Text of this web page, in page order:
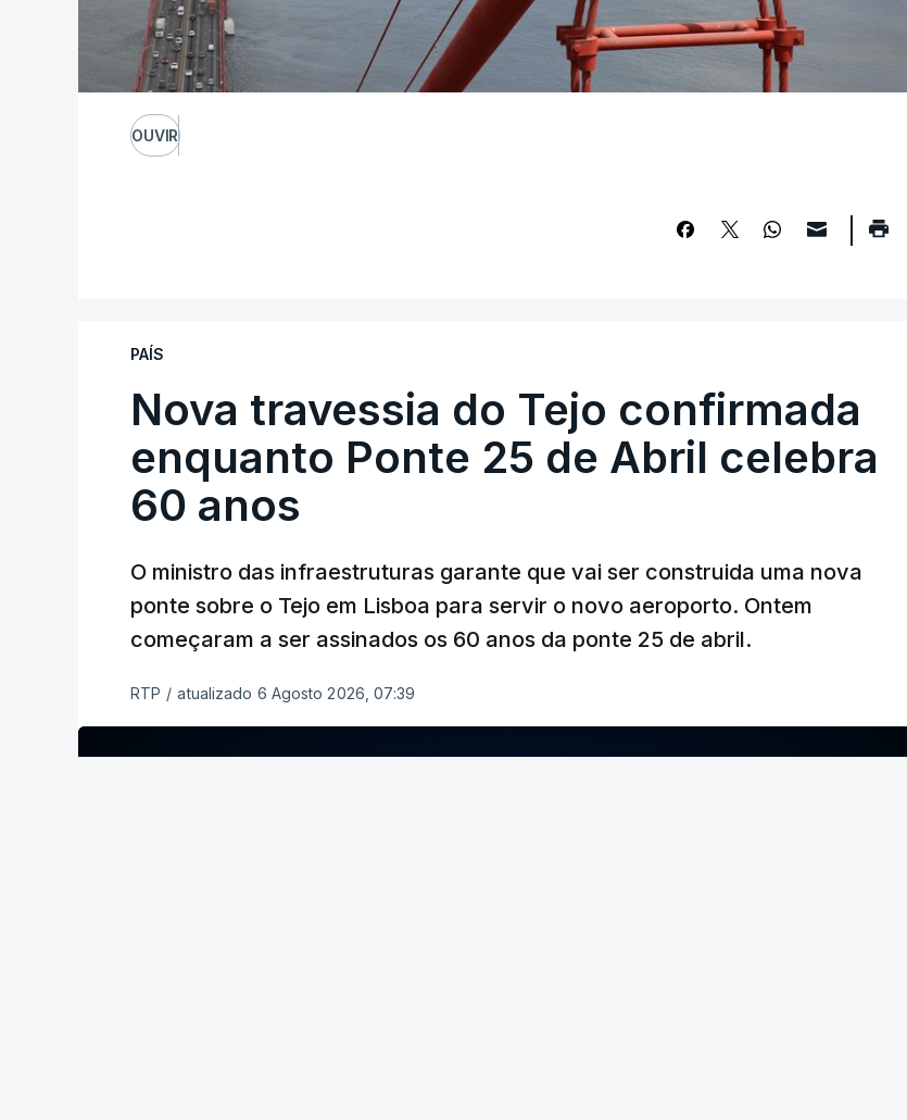
OUVIR
PAÍS
Nova travessia do Tejo confirmada
enquanto Ponte 25 de Abril celebra
60 anos
O ministro das infraestruturas garante que vai ser construida uma nova
ponte sobre o Tejo em Lisboa para servir o novo aeroporto. Ontem
começaram a ser assinados os 60 anos da ponte 25 de abril.
RTP / atualizado 6 Agosto 2026, 07:39